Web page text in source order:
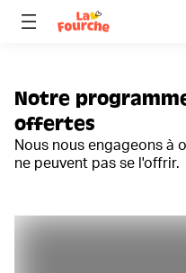
Notre
offertes
Nous nous engageons à
ne peuvent pas se l'offrir.